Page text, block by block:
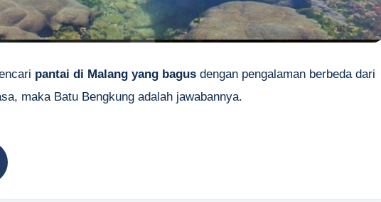
pantai di Malang yang bagus dengan pengalaman berbeda dari
maka Batu Bengkung adalah jawabannya.